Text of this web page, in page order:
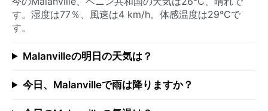
す。湿度は77％、風速は4 km/h。体感温度は29°Cで
す。
Malanvilleの明日の天気は？
今日、Malanvilleで雨は降りますか？